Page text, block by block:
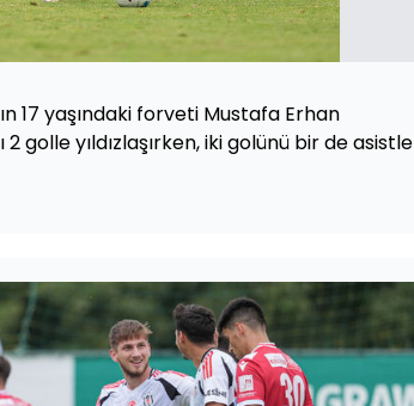
17 yaşındaki forveti Mustafa Erhan
2 golle yıldızlaşırken, iki golünü bir de asistle